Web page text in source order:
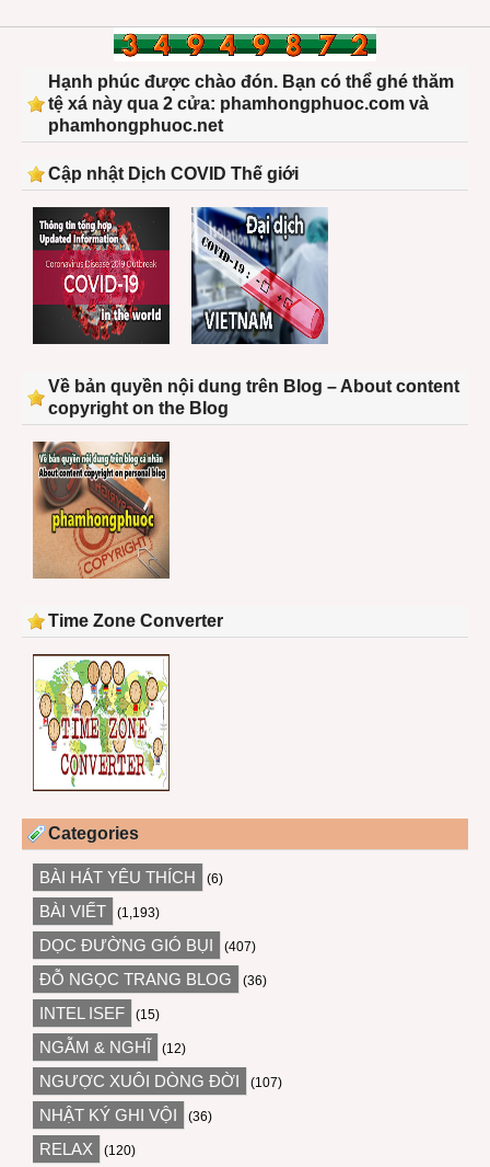
thống
Hạnh phúc được chào đón. Bạn có thể ghé thăm
tệ xá này qua 2 cửa: phamhongphuoc.com và
phamhongphuoc.net
Cập nhật Dịch COVID Thế giới
Về bản quyền nội dung trên Blog – About content
copyright on the Blog
Time Zone Converter
Categories
BÀI HÁT YÊU THÍCH (6)
BÀI VIẾT (1,193)
DỌC ĐƯỜNG GIÓ BỤI (407)
ĐỖ NGỌC TRANG BLOG (36)
INTEL ISEF (15)
NGẪM & NGHĨ (12)
NGƯỢC XUÔI DÒNG ĐỜI (107)
NHẬT KÝ GHI VỘI (36)
RELAX (120)